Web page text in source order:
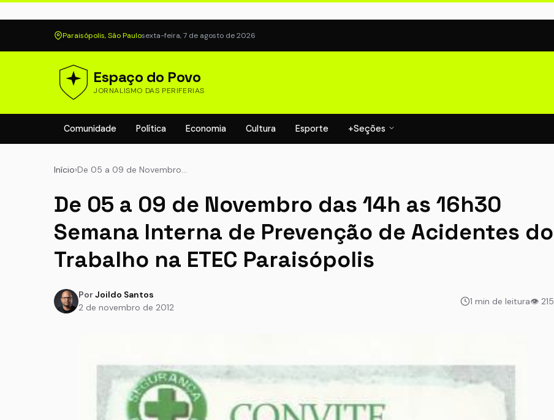
Paraisópolis, São Paulosexta-feira, 7 de agosto de 2026
Espaço do Povo
JORNALISMO DAS PERIFERIAS
Comunidade Política Economia Cultura Esporte +Seções
Início›De 05 a 09 de Novembro…
De 05 a 09 de Novembro das 14h as 16h30
Semana Interna de Prevenção de Acidentes do
Trabalho na ETEC Paraisópolis
PorJoildo Santos
2 de novembro de 2012
1 min de leitura👁 215